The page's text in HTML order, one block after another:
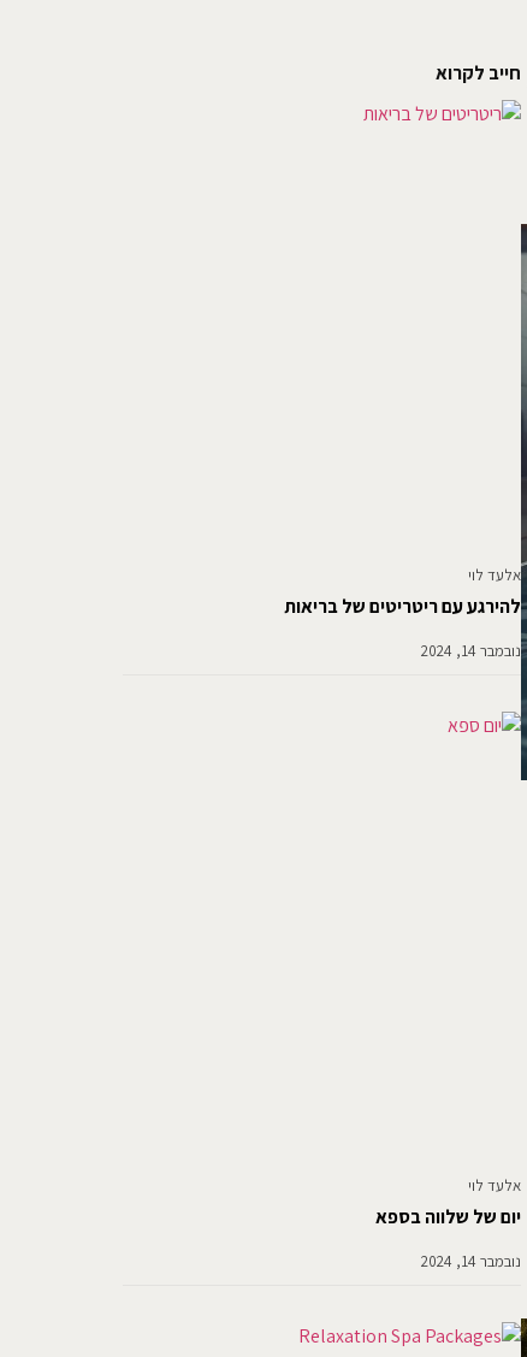
חייב לקרוא
להירגע עם ריטריטים של בריאות
אלעד לוי
נובמבר 14, 2024
יום של שלווה בספא
אלעד לוי
נובמבר 14, 2024